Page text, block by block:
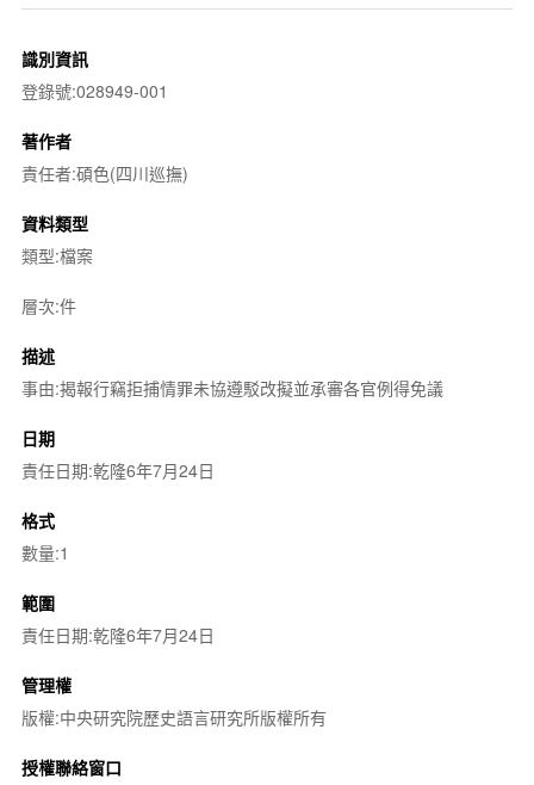
識別資訊
登錄號:028949-001
著作者
責任者:碩色(四川巡撫)
資料類型
類型:檔案
層次:件
描述
事由:揭報行竊拒捕情罪未協遵駁改擬並承審各官例得免議
日期
責任日期:乾隆6年7月24日
格式
數量:1
範圍
責任日期:乾隆6年7月24日
管理權
版權:中央研究院歷史語言研究所版權所有
授權聯絡窗口